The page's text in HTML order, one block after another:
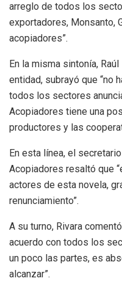
arreglo de todos los
exportadores, Monsanto,
acopiadores”.
En la misma sintonía,
entidad, subrayó que “no
todos los sectores
Acopiadores tiene una
productores y las
En esta línea, el
Acopiadores resaltó que
actores de esta novela,
renunciamiento”.
A su turno, Rivara
acuerdo con todos los
un poco las partes, es
alcanzar”.